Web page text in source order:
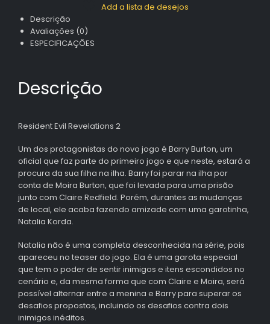
Add a lista de desejos
Descrição
Avaliações (0)
ESPECIFICAÇÕES
Descrição
Resident Evil Revelations 2
Um dos protagonistas do novo jogo é Barry Burton, um
oficial que faz parte do primeiro jogo e que neste, estará a
procura da sua filha na ilha. Barry foi parar na ilha por
conta de Moira Burton, que foi levada para uma prisão
junto com Claire Redfield. Porém, durantes as mudanças
de local, ele acaba fazendo amizade com uma garotinha,
Natalia Korda.
Natalia não é uma completa desconhecida na série, pois
apareceu no teaser do jogo. Ela é uma garota especial
que tem o poder de sentir inimigos e itens escondidos no
cenário e, da mesma forma que com Claire e Moira, será
possível alternar entre a menina e Barry para superar os
desafios propostos, incluindo os desafios contra dois
inimigos inéditos.